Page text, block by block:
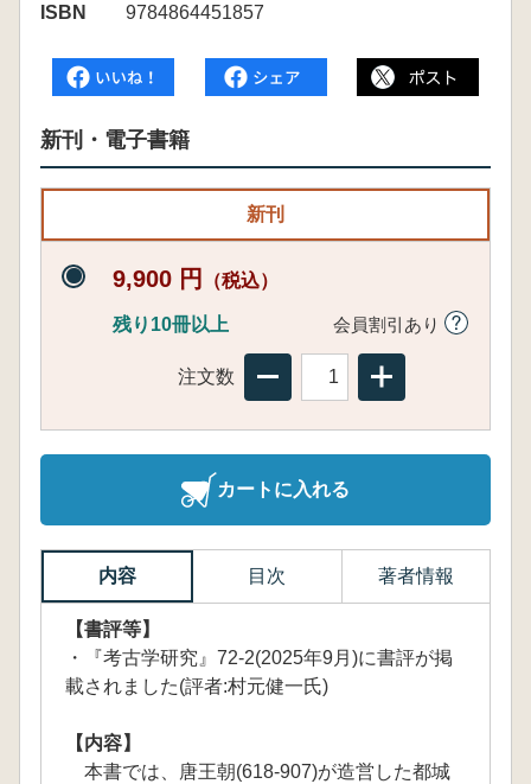
ISBN
9784864451857
新刊・電子書籍
新刊
9,900 円 （税込）
残り10冊以上 会員割引あり
注文数
カートに入れる
内容 目次 著者情報
【書評等】
・『考古学研究』72-2(2025年9月)に書評が掲
載されました(評者:村元健一氏)
【内容】
本書では、唐王朝(618-907)が造営した都城